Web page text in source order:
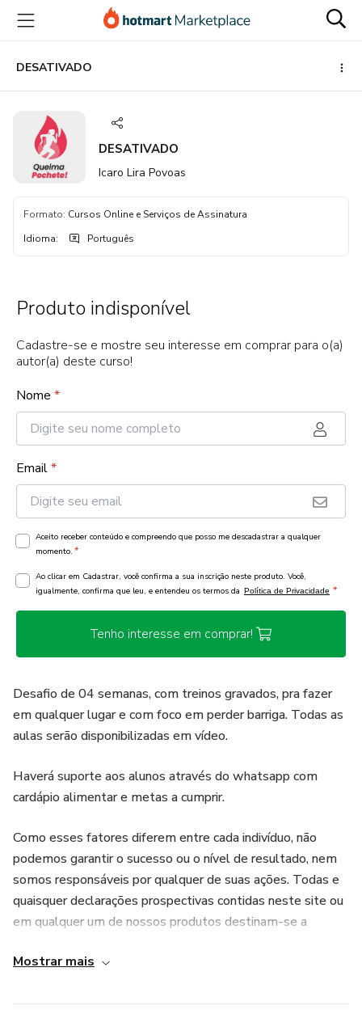
para
conteúdo
principal
para
pagamento
para
rodapé
DESATIVADO
DESATIVADO
Icaro Lira Povoas
Formato: Cursos Online e Serviços de Assinatura
Idioma: Português
Produto indisponível
Cadastre-se e mostre seu interesse em comprar para o(a)
autor(a) deste curso!
Nome *
Email*
Aceito receber conteúdo e compreendo que posso me descadastrar a qualquer
momento. *
Ao clicar em Cadastrar, você confirma a sua inscrição neste produto. Você,
igualmente, confirma que leu, e entendeu os termos da Política de Privacidade *
Tenho interesse em comprar!
Desafio de 04 semanas, com treinos gravados, pra fazer
em qualquer lugar e com foco em perder barriga. Todas as
aulas serão disponibilizadas em vídeo.
Haverá suporte aos alunos através do whatsapp com
cardápio alimentar e metas a cumprir.
Como esses fatores diferem entre cada indivíduo, não
podemos garantir o sucesso ou o nível de resultado, nem
somos responsáveis por qualquer de suas ações. Todas e
quaisquer declarações prospectivas contidas neste site ou
em qualquer um de nossos produtos destinam-se a
que algumas pessoas podem alcançar.
AVISO LEGAL: É importante consultar seu médico antes
Mostrar mais